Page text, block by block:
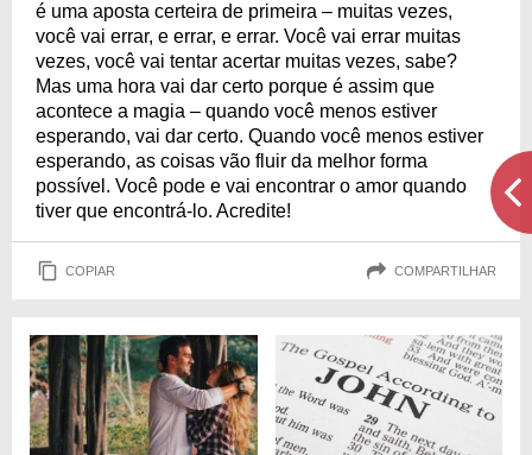
é uma aposta certeira de primeira – muitas vezes,
você vai errar, e errar, e errar. Você vai errar muitas
vezes, você vai tentar acertar muitas vezes, sabe?
Mas uma hora vai dar certo porque é assim que
acontece a magia – quando você menos estiver
esperando, vai dar certo. Quando você menos estiver
esperando, as coisas vão fluir da melhor forma
possível. Você pode e vai encontrar o amor quando
tiver que encontrá-lo. Acredite!
COPIAR COMPARTILHAR